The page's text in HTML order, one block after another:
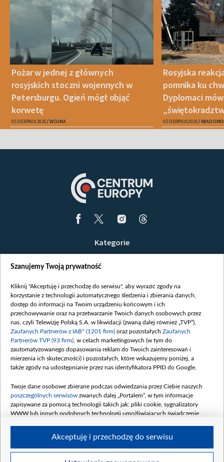
Pożar w jednej z głównych
rosyjskich stoczni wojennych w
Petersburgu. Ogień mógł objąć
korwetę
05 SIERPNIA 2026 WOJNA
Rosyjska
pomnika ku
Dyplomaci
05 SIERPNIA 2026
Kategorie
Opinie
Białoruś / Polska
Czytelnia
Centrum Europy
O nas
Kontakt
Informacje o nadawcy
Serwisy partnerskie
belsat.eu
slava.tv
tvpworld.com
vot-tak.tv
Moje zgody
Szanujemy Twoją prywatność
Kliknij "Akceptuję i przechodzę do serwisu", aby wyrazić zgody na
korzystanie z technologii automatycznego śledzenia i zbierania danych,
dostęp do informacji na Twoim urządzeniu końcowym i ich
przechowywanie oraz na przetwarzanie Twoich danych osobowych przez
nas, czyli Telewizję Polską S.A. w likwidacji (zwaną dalej również „TVP”),
Zaufanych Partnerów z IAB* (1201 firm) oraz pozostałych Zaufanych
Partnerów TVP (93 firm) , w celach marketingowych (w tym do
zautomatyzowanego dopasowania reklam do Twoich zainteresowań i
mierzenia ich skuteczności) i pozostałych, które wskazujemy poniżej, a
także zgody na udostępnianie przez nas identyfikatora PPID do Google.
Twoje dane osobowe zbierane podczas odwiedzania przez Ciebie naszych
poszczególnych serwisów zwanych dalej „Portalem”, w tym informacje
zapisywane za pomocą technologii takich jak: pliki cookie, sygnalizatory
WWW lub innych podobnych technologii umożliwiających świadczenie
Twoje dane osobowe zbierane podczas odwiedzania przez Ciebie
Akceptuję i przechodzę do serwisu